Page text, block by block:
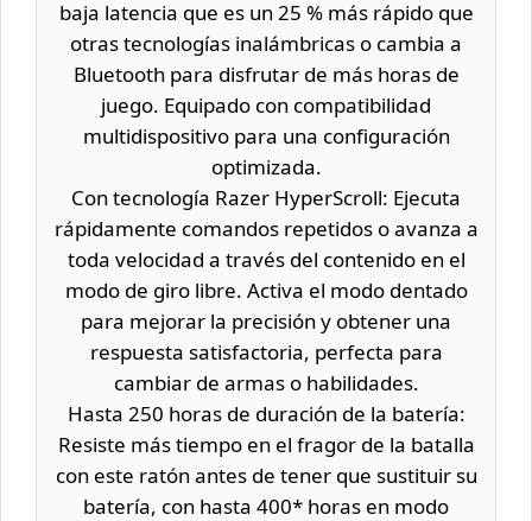
baja latencia que es un 25 % más rápido que
otras tecnologías inalámbricas o cambia a
Bluetooth para disfrutar de más horas de
juego. Equipado con compatibilidad
multidispositivo para una configuración
optimizada.
Con tecnología Razer HyperScroll: Ejecuta
rápidamente comandos repetidos o avanza a
toda velocidad a través del contenido en el
modo de giro libre. Activa el modo dentado
para mejorar la precisión y obtener una
respuesta satisfactoria, perfecta para
cambiar de armas o habilidades.
Hasta 250 horas de duración de la batería:
Resiste más tiempo en el fragor de la batalla
con este ratón antes de tener que sustituir su
batería, con hasta 400* horas en modo